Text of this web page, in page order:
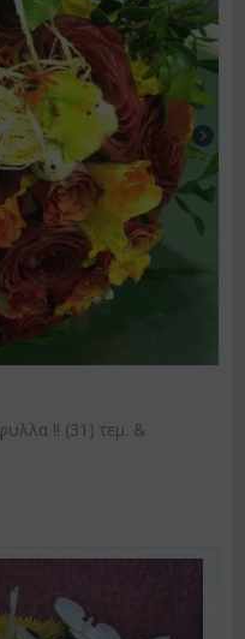
!! (31) τεμ. &